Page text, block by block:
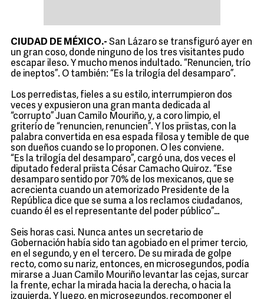
CIUDAD DE MÉXICO.- San Lázaro se transfiguró ayer en
un gran coso, donde ninguno de los tres visitantes pudo
escapar ileso. Y mucho menos indultado. “Renuncien, trío
de ineptos”. O también: “Es la trilogía del desamparo”.
Los perredistas, fieles a su estilo, interrumpieron dos
veces y expusieron una gran manta dedicada al
“corrupto” Juan Camilo Mouriño, y, a coro limpio, el
griterío de “renuncien, renuncien”. Y los priistas, con la
palabra convertida en esa espada filosa y temible de que
son dueños cuando se lo proponen. O les conviene.
“Es la trilogía del desamparo”, cargó una, dos veces el
diputado federal priista César Camacho Quiroz. “Ese
desamparo sentido por 70% de los mexicanos, que se
acrecienta cuando un atemorizado Presidente de la
República dice que se suma a los reclamos ciudadanos,
cuando él es el representante del poder público”…
Seis horas casi. Nunca antes un secretario de
Gobernación había sido tan agobiado en el primer tercio,
en el segundo, y en el tercero. De su mirada de golpe
recto, como su nariz, entonces, en microsegundos, podía
mirarse a Juan Camilo Mouriño levantar las cejas, surcar
la frente, echar la mirada hacia la derecha, o hacia la
izquierda. Y luego, en microsegundos, recomponer el